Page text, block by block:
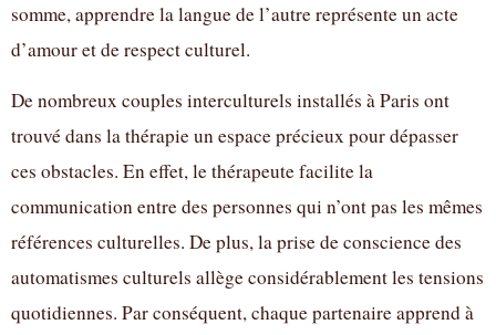
somme, apprendre la langue de l’autre représente un acte
d’amour et de respect culturel.
De nombreux couples interculturels installés à Paris ont
trouvé dans la thérapie un espace précieux pour dépasser
ces obstacles. En effet, le thérapeute facilite la
communication entre des personnes qui n’ont pas les mêmes
références culturelles. De plus, la prise de conscience des
automatismes culturels allège considérablement les tensions
quotidiennes. Par conséquent, chaque partenaire apprend à